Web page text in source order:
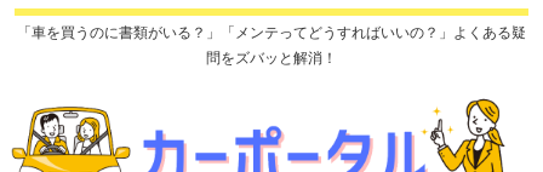
「車を買うのに書類がいる？」「メンテってどうすればいいの？」よくある疑
問をズバッと解消！